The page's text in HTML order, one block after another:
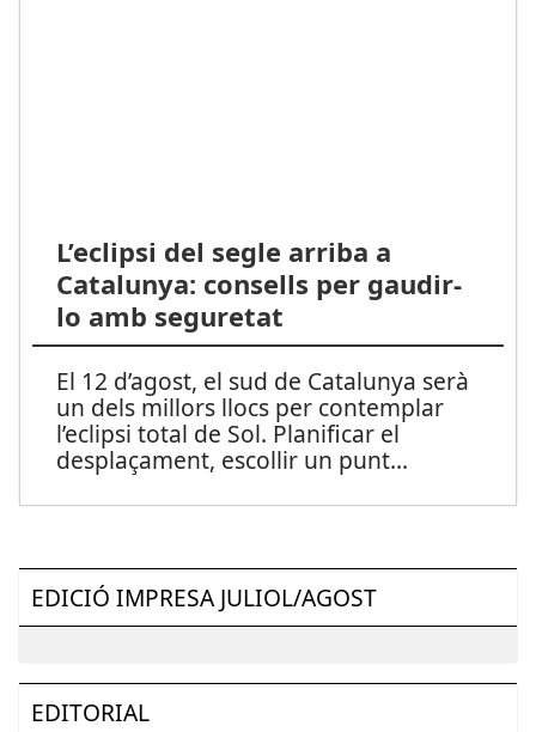
L’eclipsi del segle arriba a
Catalunya: consells per gaudir-
lo amb seguretat
El 12 d’agost, el sud de Catalunya serà
un dels millors llocs per contemplar
l’eclipsi total de Sol. Planificar el
desplaçament, escollir un punt...
EDICIÓ IMPRESA JULIOL/AGOST
EDITORIAL